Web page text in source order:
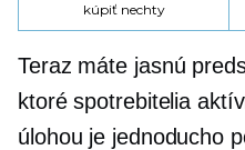
kúpiť nechty
Teraz máte jasnú
ktoré spotrebitelia
úlohou je jednoducho